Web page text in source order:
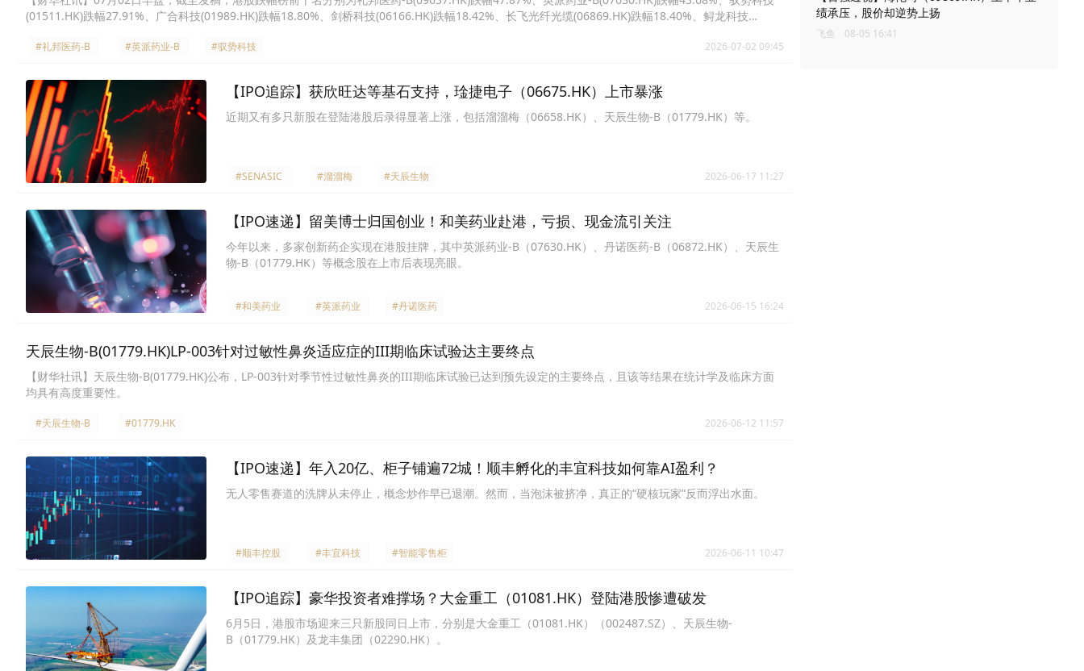
(01511.HK)跌幅27.91%、广合科技(01989.HK)跌幅18.80%、剑桥科技(06166.HK)跌幅18.42%、长飞光纤光缆(06869.HK)跌幅18.40%、鲟龙科技
#礼邦医药-B #英派药业-B #驭势科技 2026-07-02 09:45
【IPO追踪】获欣旺达等基石支持，琻捷电子（06675.HK）上市暴涨
近期又有多只新股在登陆港股后录得显著上涨，包括溜溜梅（06658.HK）、天辰生物-B（01779.HK）等。
#SENASIC #溜溜梅 #天辰生物 2026-06-17 11:27
【IPO速递】留美博士归国创业！和美药业赴港，亏损、现金流引关注
今年以来，多家创新药企实现在港股挂牌，其中英派药业-B（07630.HK）、丹诺医药-B（06872.HK）、天辰生
物-B（01779.HK）等概念股在上市后表现亮眼。
#和美药业 #英派药业 #丹诺医药 2026-06-15 16:24
天辰生物-B(01779.HK)LP-003针对过敏性鼻炎适应症的III期临床试验达主要终点
【财华社讯】天辰生物-B(01779.HK)公布，LP-003针对季节性过敏性鼻炎的III期临床试验已达到预先设定的主要终点，且该等结果在统计学及临床方面
均具有高度重要性。
#天辰生物-B #01779.HK 2026-06-12 11:57
【IPO速递】年入20亿、柜子铺遍72城！顺丰孵化的丰宜科技如何靠AI盈利？
无人零售赛道的洗牌从未停止，概念炒作早已退潮。然而，当泡沫被挤净，真正的“硬核玩家”反而浮出水面。
#顺丰控股 #丰宜科技 #智能零售柜 2026-06-11 10:47
【IPO追踪】豪华投资者难撑场？大金重工（01081.HK）登陆港股惨遭破发
6月5日，港股市场迎来三只新股同日上市，分别是大金重工（01081.HK）（002487.SZ）、天辰生物-
B（01779.HK）及龙丰集团（02290.HK）。
绩承压，股价却逆势上扬
飞鱼 08-05 16:41